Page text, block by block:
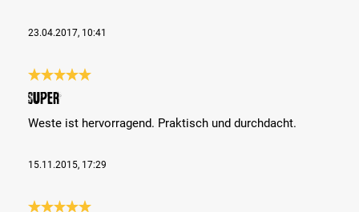
23.04.2017, 10:41
Bewertung mit 5 von 5 Sternen
Super
Weste ist hervorragend. Praktisch und durchdacht.
15.11.2015, 17:29